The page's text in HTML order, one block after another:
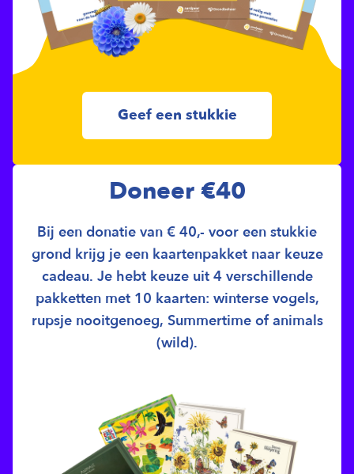
Geef een stukkie
Doneer €40
Bij een donatie van € 40,- voor een stukkie
grond krijg je een kaartenpakket naar keuze
cadeau. Je hebt keuze uit 4 verschillende
pakketten met 10 kaarten: winterse vogels,
rupsje nooitgenoeg, Summertime of animals
(wild).